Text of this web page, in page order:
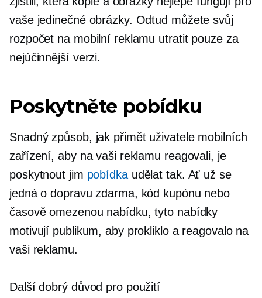
vaše jedinečné obrázky. Odtud můžete svůj
rozpočet na mobilní reklamu utratit pouze za
nejúčinnější verzi.
Poskytněte pobídku
Snadný způsob, jak přimět uživatele mobilních
zařízení, aby na vaši reklamu reagovali, je
poskytnout jim pobídkaudělat tak. Ať už se
jedná o dopravu zdarma, kód kupónu nebo
časově omezenou nabídku, tyto nabídky
motivují publikum, aby prokliklo a reagovalo na
vaši reklamu.
Další dobrý důvod pro použití